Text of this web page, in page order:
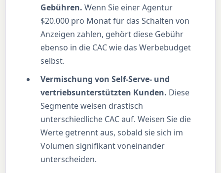
Gebühren. Wenn Sie einer Agentur
$20.000 pro Monat für das Schalten von
Anzeigen zahlen, gehört diese Gebühr
ebenso in die CAC wie das Werbebudget
selbst.
Vermischung von Self-Serve- und
vertriebsunterstützten Kunden. Diese
Segmente weisen drastisch
unterschiedliche CAC auf. Weisen Sie die
Werte getrennt aus, sobald sie sich im
Volumen signifikant voneinander
unterscheiden.